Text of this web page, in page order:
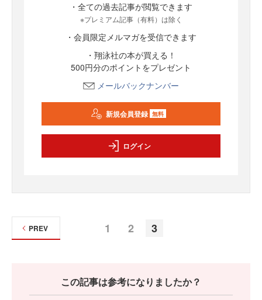
・全ての過去記事が閲覧できます
※プレミアム記事（有料）は除く
・会員限定メルマガを受信できます
・翔泳社の本が買える！
500円分のポイントをプレゼント
メールバックナンバー
新規会員登録 無料
ログイン
1 2 3
PREV
この記事は参考になりましたか？